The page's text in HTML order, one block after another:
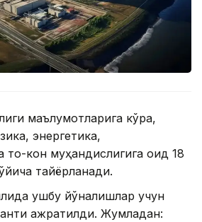
маълумотларига кўра,
энергетика,
тоғ-кон муҳандислигига оид 18
тайёрланади.
ушбу йўналишлар учун
ажратилди. Жумладан: